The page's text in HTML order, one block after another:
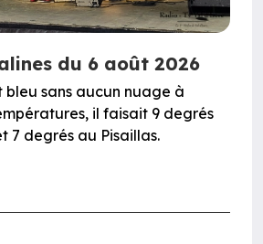
du 6 août 2026
bleu sans aucun nuage à
il faisait 9 degrés
7 degrés au Pisaillas.